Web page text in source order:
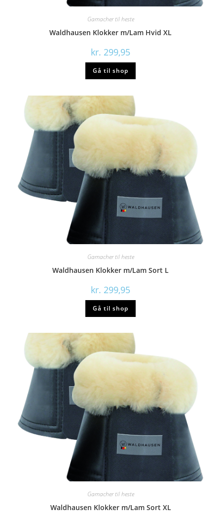
Gamacher til heste
Waldhausen Klokker m/Lam Hvid XL
kr. 299,95
Gå til shop
Gamacher til heste
Waldhausen Klokker m/Lam Sort L
kr. 299,95
Gå til shop
Gamacher til heste
Waldhausen Klokker m/Lam Sort XL